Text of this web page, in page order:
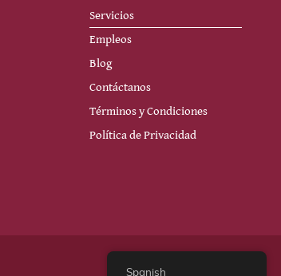
Servicios
Empleos
Blog
Contáctanos
Términos y Condiciones
Política de Privacidad
Spanish